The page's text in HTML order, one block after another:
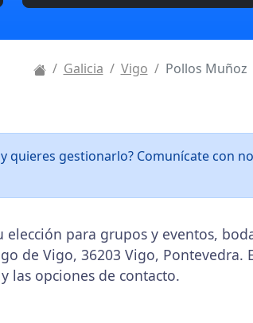
Galicia Vigo Pollos Muñoz
quieres gestionarlo? Comunícate con
para grupos y eventos,
de Vigo, 36203 Vigo, Pontevedra.
y las opciones de contacto.